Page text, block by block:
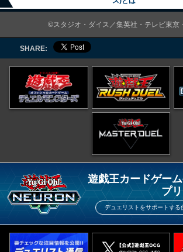
©スタジオ・ダイス／集英社・テレビ東京
SHARE:
遊戯王カードゲー
プリ
デュエリストをサポートする